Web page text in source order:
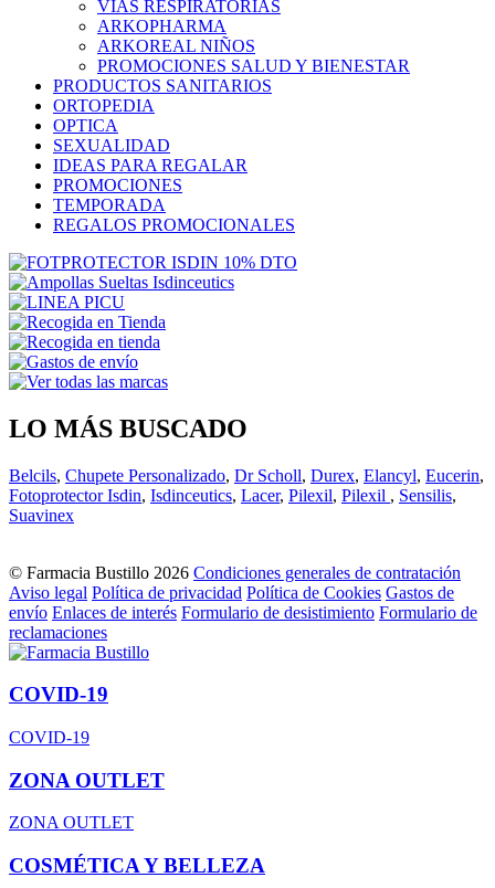
VIAS RESPIRATORIAS
ARKOPHARMA
ARKOREAL NIÑOS
PROMOCIONES SALUD Y BIENESTAR
PRODUCTOS SANITARIOS
ORTOPEDIA
OPTICA
SEXUALIDAD
IDEAS PARA REGALAR
PROMOCIONES
TEMPORADA
REGALOS PROMOCIONALES
LO MÁS BUSCADO
Belcils, Chupete Personalizado, Dr Scholl, Durex, Elancyl, Eucerin,
Fotoprotector Isdin, Isdinceutics, Lacer, Pilexil, Pilexil , Sensilis,
Suavinex
© Farmacia Bustillo 2026 Condiciones generales de contratación
Aviso legal Política de privacidad Política de Cookies Gastos de
envío Enlaces de interés Formulario de desistimiento Formulario de
reclamaciones
COVID-19
COVID-19
ZONA OUTLET
ZONA OUTLET
COSMÉTICA Y BELLEZA